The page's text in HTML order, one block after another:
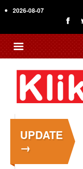
to
content
2026-08-07
UPDATE
→